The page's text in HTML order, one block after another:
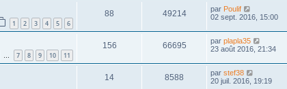
1 2 3 4 5 6
88 49214 par Poulif
02 sept. 2016, 15:00
… 7 8 9 10 11
156 66695 par plapla35
23 août 2016, 21:34
14 8588 par stef38
20 juil. 2016, 19:19